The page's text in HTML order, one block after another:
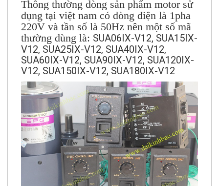
Thông thường dòng sản phẩm motor sử
dụng tại việt nam có dòng điện là 1pha
220V và tần số là 50Hz nên một số mã
thường dùng là: SUA06IX-V12, SUA15IX-
V12, SUA25IX-V12, SUA40IX-V12,
SUA60IX-V12, SUA90IX-V12, SUA120IX-
V12, SUA150IX-V12, SUA180IX-V12